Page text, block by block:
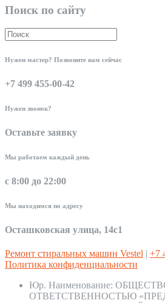
Поиск по сайту
Нужен мастер? Позвоните нам сейчас
+7 499 455-00-42
Нужен звонок?
Оставьте заявку
Мы работаем каждый день
с 8:00 до 22:00
Мы находимся по адресу
Осташковская улица, 14с1
Ремонт стиральных машин Vestel | +7
Политика конфиденциальности
Юр. Наименование:
ОТВЕТСТВЕННОСТЬЮ